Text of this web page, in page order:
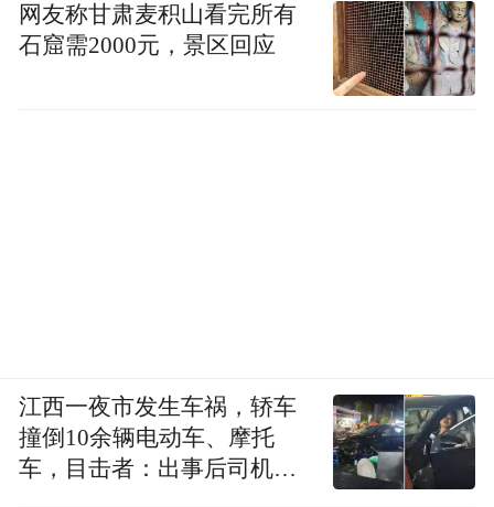
网友称甘肃麦积山看完所有
石窟需2000元，景区回应
江西一夜市发生车祸，轿车
撞倒10余辆电动车、摩托
车，目击者：出事后司机一